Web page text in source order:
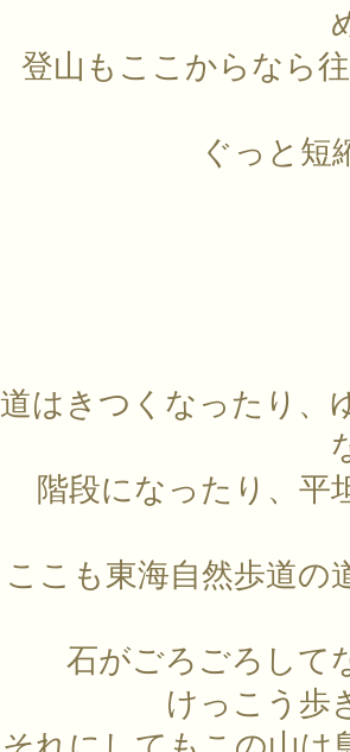
登山もここからなら
ぐっと短
道はきつくなったり、
階段になったり、平
ここも東海自然歩道の
石がごろごろして
けっこう歩